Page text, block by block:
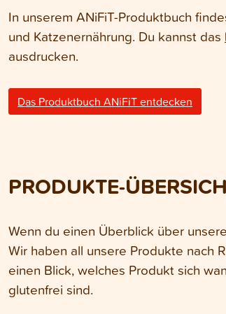
In unserem ANiFiT-Produktbuch
und Katzenernährung. Du kannst das
ausdrucken.
Das Produktbuch ANiFiT entdecken
PRODUKTE-
Wenn du einen Überblick über
Wir haben all unsere Produkte nach
einen Blick, welches Produkt sich
glutenfrei sind.